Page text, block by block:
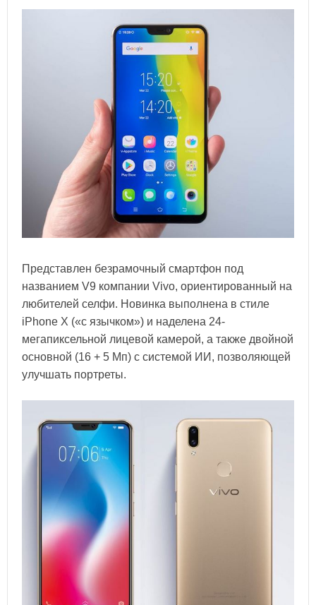
Представлен безрамочный смартфон под
названием V9 компании Vivo, ориентированный на
любителей селфи. Новинка выполнена в стиле
iPhone X («с язычком») и наделена 24-
мегапиксельной лицевой камерой, а также двойной
основной (16 + 5 Мп) с системой ИИ, позволяющей
улучшать портреты.